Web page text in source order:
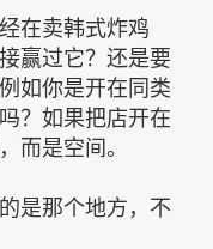
在卖韩式炸鸡
赢过它？还是要
如你是开在同类
？如果把店开在
而是空间。
是那个地方，不